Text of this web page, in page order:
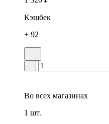
Кэшбек
+ 92
Во всех магазинах
1 шт.